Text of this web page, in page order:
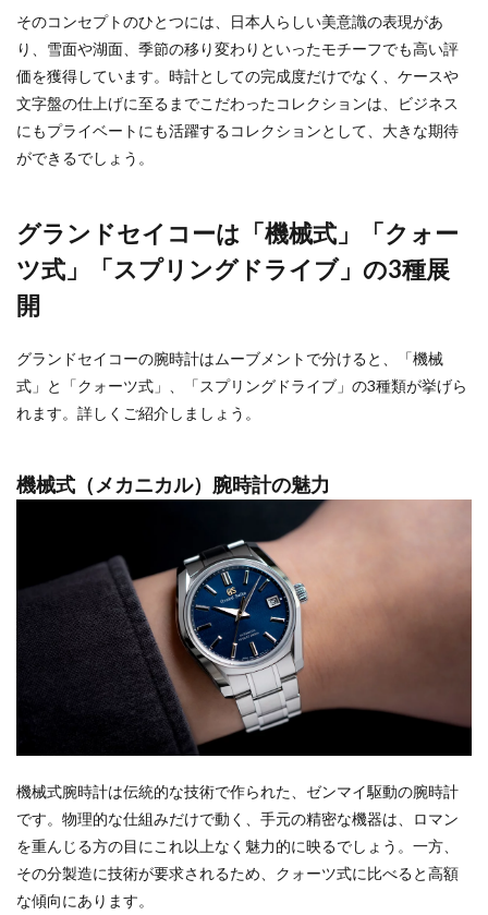
そのコンセプトのひとつには、日本人らしい美意識の表現があ
り、雪面や湖面、季節の移り変わりといったモチーフでも高い評
価を獲得しています。時計としての完成度だけでなく、ケースや
文字盤の仕上げに至るまでこだわったコレクションは、ビジネス
にもプライベートにも活躍するコレクションとして、大きな期待
ができるでしょう。
グランドセイコーは「機械式」「クォー
ツ式」「スプリングドライブ」の3種展
開
グランドセイコーの腕時計はムーブメントで分けると、「機械
式」と「クォーツ式」、「スプリングドライブ」の3種類が挙げら
れます。詳しくご紹介しましょう。
機械式（メカニカル）腕時計の魅力
機械式腕時計は伝統的な技術で作られた、ゼンマイ駆動の腕時計
です。物理的な仕組みだけで動く、手元の精密な機器は、ロマン
を重んじる方の目にこれ以上なく魅力的に映るでしょう。一方、
その分製造に技術が要求されるため、クォーツ式に比べると高額
な傾向にあります。